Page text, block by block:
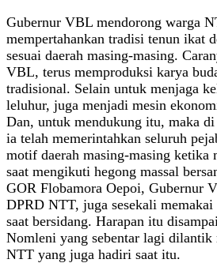
Gubernur VBL mendorong warga
mempertahankan tradisi tenun ikat
sesuai daerah masing-masing.
VBL, terus memproduksi karya
tradisional. Selain untuk menjaga
leluhur, juga menjadi mesin
Dan, untuk mendukung itu, maka
ia telah memerintahkan seluruh
motif daerah masing-masing ketika
saat mengikuti hegong massal
GOR Flobamora Oepoi, Gubernur
DPRD NTT, juga sesekali
saat bersidang. Harapan itu
Nomleni yang sebentar lagi dilantik
NTT yang juga hadiri saat itu.